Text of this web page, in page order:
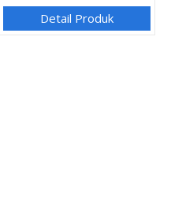
Detail Produk